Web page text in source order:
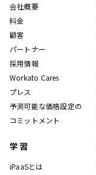
会社概要
料金
顧客
パートナー
採用情報
Workato Cares
プレス
予測可能な価格設定の
コミットメント
学習
iPaaSとは